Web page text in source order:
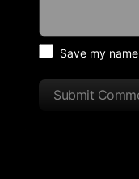
Save my
Submit